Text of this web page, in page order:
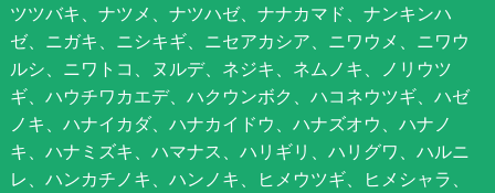
ツツバキ、ナツメ、ナツハゼ、ナナカマド、ナンキンハ
ゼ、ニガキ、ニシキギ、ニセアカシア、ニワウメ、ニワウ
ルシ、ニワトコ、ヌルデ、ネジキ、ネムノキ、ノリウツ
ギ、ハウチワカエデ、ハクウンボク、ハコネウツギ、ハゼ
ノキ、ハナイカダ、ハナカイドウ、ハナズオウ、ハナノ
キ、ハナミズキ、ハマナス、ハリギリ、ハリグワ、ハルニ
レ、ハンカチノキ、ハンノキ、ヒメウツギ、ヒメシャラ、